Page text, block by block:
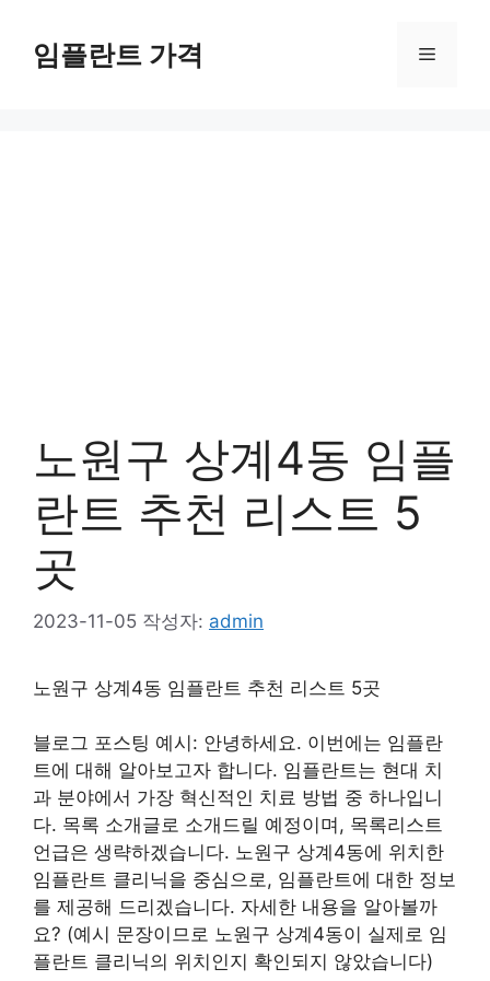
임플란트 가격 메
노원구 상계4동 임플
란트 추천 리스트 5
곳
2023-11-05 작성자: admin
노원구 상계4동 임플란트 추천 리스트 5곳
블로그 포스팅 예시: 안녕하세요. 이번에는 임플란
트에 대해 알아보고자 합니다. 임플란트는 현대 치
과 분야에서 가장 혁신적인 치료 방법 중 하나입니
다. 목록 소개글로 소개드릴 예정이며, 목록리스트
언급은 생략하겠습니다. 노원구 상계4동에 위치한
임플란트 클리닉을 중심으로, 임플란트에 대한 정보
를 제공해 드리겠습니다. 자세한 내용을 알아볼까
요? (예시 문장이므로 노원구 상계4동이 실제로 임
플란트 클리닉의 위치인지 확인되지 않았습니다)